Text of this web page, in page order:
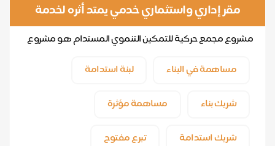
مقر إداري واستثماري خدمي يمتد أثره لخدمة
ذوي الإعاقة الحركية
مشروع مجمع حركية للتمكين التنموي المستدام هو مشروع
مساهمة في البناء
لبنة استدامة
شريك بناء مساهمة مؤثرة
شريك استدامة تبرع مفتوح